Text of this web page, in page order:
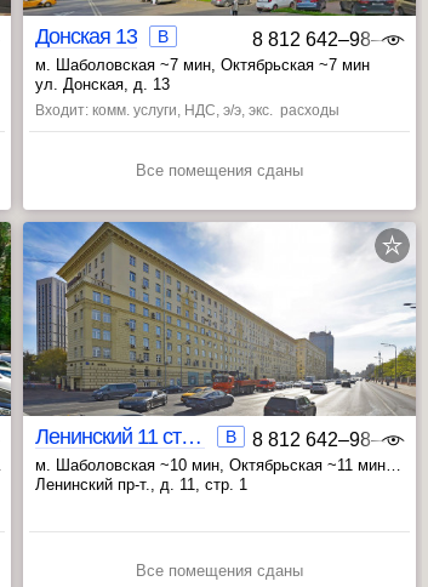
Донская 13 B 8 812 642‒98‒46
м. Шаболовская ~7 мин, Октябрьская ~7 мин
ул. Донская, д. 13
Входит: комм. услуги, НДС, э/э, экс. расходы
Все помещения сданы
Ленинский 11 стр.1 B 8 812 642‒98‒46
м. Шаболовская ~10 мин, Октябрьская ~11 мин
, Добрынинская ~20 мин
Ленинский пр-т., д. 11, стр. 1
Все помещения сданы